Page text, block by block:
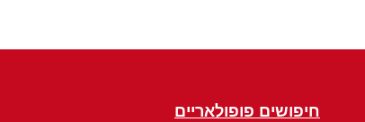
חיפושים פופולאריים